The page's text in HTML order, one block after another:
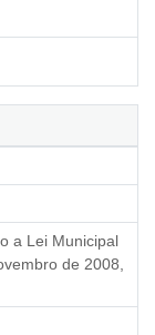
a Lei Municipal
de 2008,